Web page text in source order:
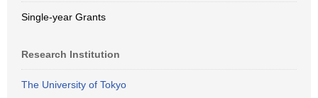
Single-year Grants
Research Institution
The University of Tokyo